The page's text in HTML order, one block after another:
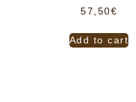
57,50€
Add to cart